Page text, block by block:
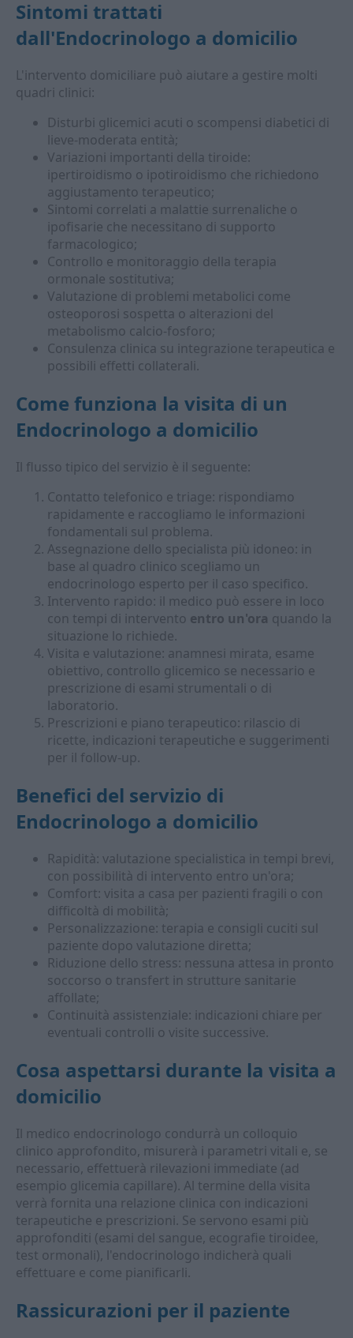
Sintomi trattati
dall'Endocrinologo a domicilio
L'intervento domiciliare può aiutare a gestire molti
quadri clinici:
Disturbi glicemici acuti o scompensi diabetici di
lieve-moderata entità;
Variazioni importanti della tiroide:
ipertiroidismo o ipotiroidismo che richiedono
aggiustamento terapeutico;
Sintomi correlati a malattie surrenaliche o
ipofisarie che necessitano di supporto
farmacologico;
Controllo e monitoraggio della terapia
ormonale sostitutiva;
Valutazione di problemi metabolici come
osteoporosi sospetta o alterazioni del
metabolismo calcio-fosforo;
Consulenza clinica su integrazione terapeutica e
possibili effetti collaterali.
Come funziona la visita di un
Endocrinologo a domicilio
Il flusso tipico del servizio è il seguente:
Contatto telefonico e triage: rispondiamo
rapidamente e raccogliamo le informazioni
fondamentali sul problema.
Assegnazione dello specialista più idoneo: in
base al quadro clinico scegliamo un
endocrinologo esperto per il caso specifico.
Intervento rapido: il medico può essere in loco
con tempi di intervento entro un'ora quando la
situazione lo richiede.
Visita e valutazione: anamnesi mirata, esame
obiettivo, controllo glicemico se necessario e
prescrizione di esami strumentali o di
laboratorio.
Prescrizioni e piano terapeutico: rilascio di
ricette, indicazioni terapeutiche e suggerimenti
per il follow-up.
Benefici del servizio di
Endocrinologo a domicilio
Rapidità: valutazione specialistica in tempi brevi,
con possibilità di intervento entro un'ora;
Comfort: visita a casa per pazienti fragili o con
difficoltà di mobilità;
Personalizzazione: terapia e consigli cuciti sul
paziente dopo valutazione diretta;
Riduzione dello stress: nessuna attesa in pronto
soccorso o transfert in strutture sanitarie
affollate;
Continuità assistenziale: indicazioni chiare per
eventuali controlli o visite successive.
Cosa aspettarsi durante la visita a
domicilio
Il medico endocrinologo condurrà un colloquio
clinico approfondito, misurerà i parametri vitali e, se
necessario, effettuerà rilevazioni immediate (ad
esempio glicemia capillare). Al termine della visita
verrà fornita una relazione clinica con indicazioni
terapeutiche e prescrizioni. Se servono esami più
approfonditi (esami del sangue, ecografie tiroidee,
test ormonali), l'endocrinologo indicherà quali
effettuare e come pianificarli.
Rassicurazioni per il paziente